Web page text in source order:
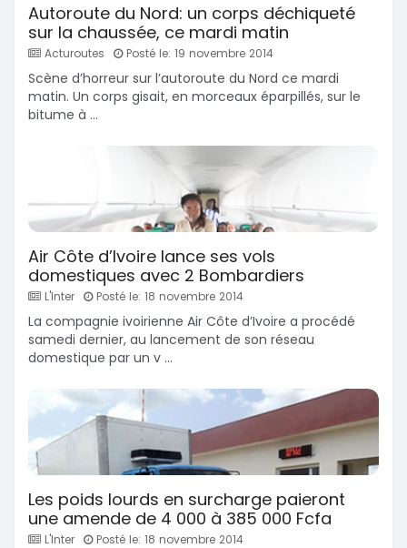
Autoroute du Nord: un corps déchiqueté
sur la chaussée, ce mardi matin
Acturoutes Posté le: 19 novembre 2014
Scène d’horreur sur l’autoroute du Nord ce mardi
matin. Un corps gisait, en morceaux éparpillés, sur le
bitume à ...
Air Côte d’Ivoire lance ses vols
domestiques avec 2 Bombardiers
L'Inter Posté le: 18 novembre 2014
La compagnie ivoirienne Air Côte d’Ivoire a procédé
samedi dernier, au lancement de son réseau
domestique par un v ...
Les poids lourds en surcharge paieront
une amende de 4 000 à 385 000 Fcfa
L'Inter Posté le: 18 novembre 2014